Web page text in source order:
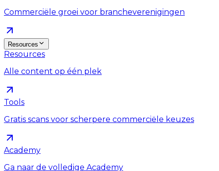
Commerciële groei voor brancheverenigingen
Resources
Resources
Alle content op één plek
Tools
Gratis scans voor scherpere commerciële keuzes
Academy
Ga naar de volledige Academy